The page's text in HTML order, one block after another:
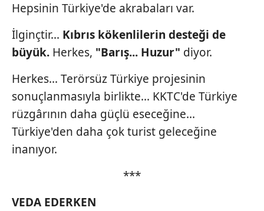
Hepsinin Türkiye'de akrabaları var.
İlginçtir... Kıbrıs kökenlilerin desteği de
büyük. Herkes, "Barış... Huzur" diyor.
Herkes... Terörsüz Türkiye projesinin
sonuçlanmasıyla birlikte... KKTC'de Türkiye
rüzgârının daha güçlü eseceğine...
Türkiye'den daha çok turist geleceğine
inanıyor.
***
VEDA EDERKEN